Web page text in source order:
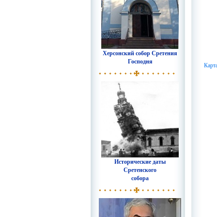
Херсонский собор Сретения
Господня
Исторические даты
Сретенского
собора